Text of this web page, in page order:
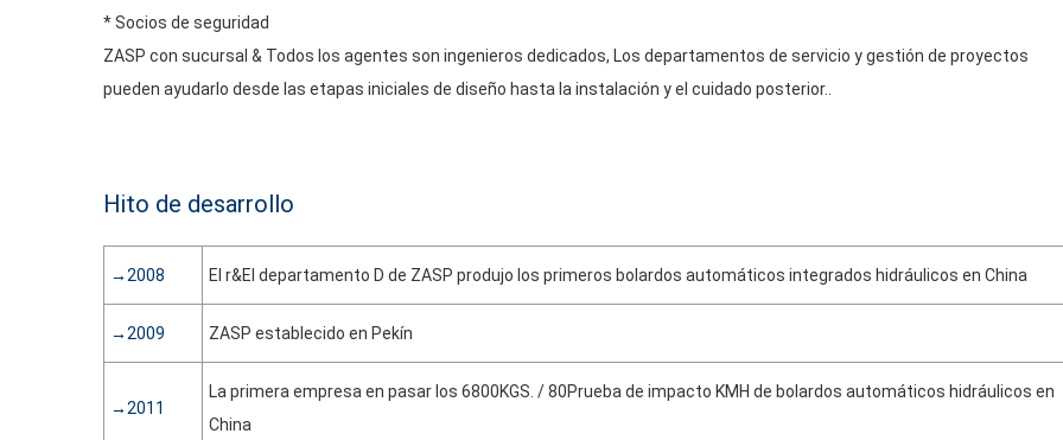
* Socios de seguridad
ZASP con sucursal & Todos los agentes son ingenieros dedicados, Los departamentos de servicio y gestión de proyectos
pueden ayudarlo desde las etapas iniciales de diseño hasta la instalación y el cuidado posterior..
Hito de desarrollo
→2008 El r&El departamento D de ZASP produjo los primeros bolardos automáticos integrados hidráulicos en China
→2009 ZASP establecido en Pekín
→2011
La primera empresa en pasar los 6800KGS. / 80Prueba de impacto KMH de bolardos automáticos hidráulicos en
China